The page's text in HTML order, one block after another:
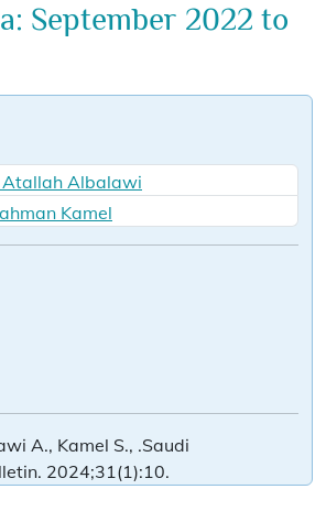
September 2022 to
Albalawi
Kamel
A., Kamel S., .Saudi
2024;31(1):10.